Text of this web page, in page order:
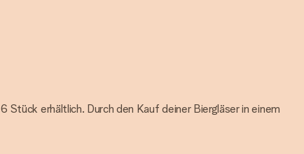
erhältlich. Durch den Kauf deiner Biergläser in einem